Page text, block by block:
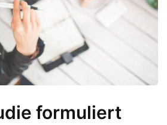
formuliert